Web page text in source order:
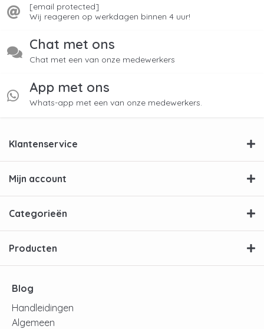
[email protected]
Wij reageren op werkdagen binnen 4 uur!
Chat met ons
Chat met een van onze medewerkers
App met ons
Whats-app met een van onze medewerkers.
Klantenservice
Mijn account
Categorieën
Producten
Blog
Handleidingen
Algemeen